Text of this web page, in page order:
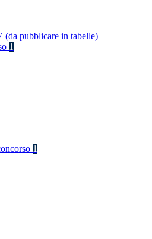
(da pubblicare in tabelle)
1
1